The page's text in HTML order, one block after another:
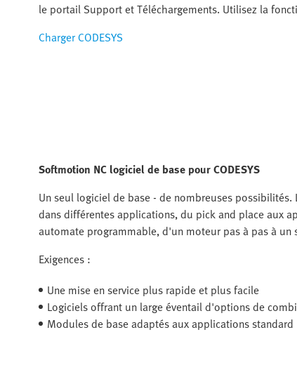
le portail Support et Téléchargements. Utilisez la
Charger CODESYS
Softmotion NC logiciel de base pour CODESYS
Un seul logiciel de base - de nombreuses
dans différentes applications, du pick and place aux
automate programmable, d'un moteur pas à pas à un
Exigences :
Une mise en service plus rapide et plus facile
Logiciels offrant un large éventail d'options de
Modules de base adaptés aux applications standard